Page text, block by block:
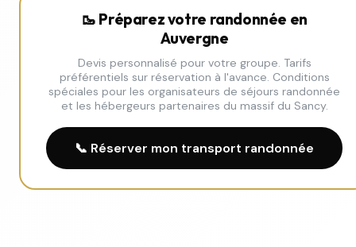
🥾 Préparez votre randonnée en
Auvergne
Devis personnalisé pour votre groupe. Tarifs
préférentiels sur réservation à l'avance. Conditions
spéciales pour les organisateurs de séjours randonnée
et les hébergeurs partenaires du massif du Sancy.
📞 Réserver mon transport randonnée